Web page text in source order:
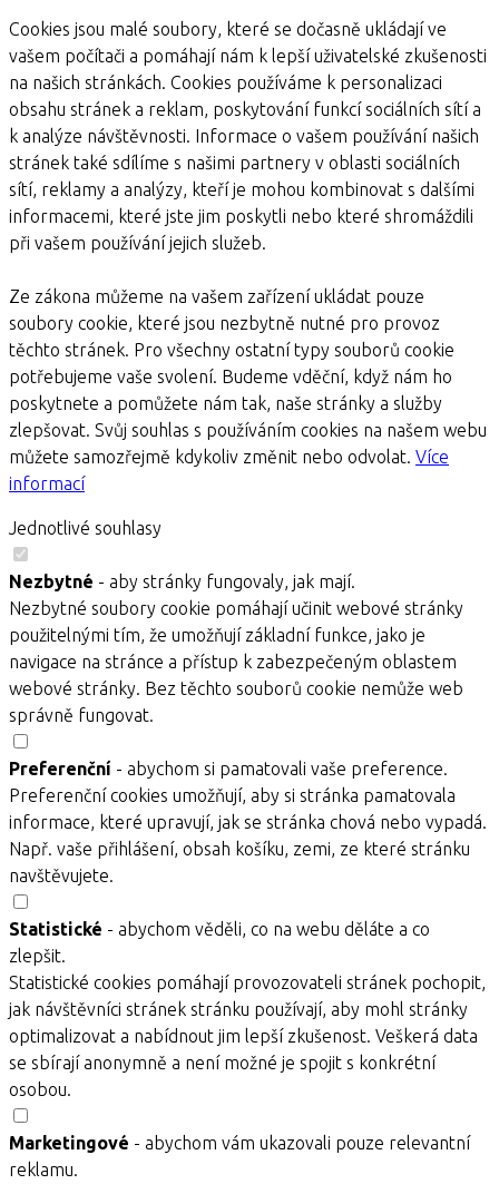
Cookies jsou malé soubory, které se dočasně ukládají ve
vašem počítači a pomáhají nám k lepší uživatelské zkušenosti
na našich stránkách. Cookies používáme k personalizaci
obsahu stránek a reklam, poskytování funkcí sociálních sítí a
k analýze návštěvnosti. Informace o vašem používání našich
stránek také sdílíme s našimi partnery v oblasti sociálních
sítí, reklamy a analýzy, kteří je mohou kombinovat s dalšími
informacemi, které jste jim poskytli nebo které shromáždili
při vašem používání jejich služeb.
Ze zákona můžeme na vašem zařízení ukládat pouze
soubory cookie, které jsou nezbytně nutné pro provoz
těchto stránek. Pro všechny ostatní typy souborů cookie
potřebujeme vaše svolení. Budeme vděční, když nám ho
poskytnete a pomůžete nám tak, naše stránky a služby
zlepšovat. Svůj souhlas s používáním cookies na našem webu
můžete samozřejmě kdykoliv změnit nebo odvolat. Více
informací
Jednotlivé souhlasy
Nezbytné - aby stránky fungovaly, jak mají.
Nezbytné soubory cookie pomáhají učinit webové stránky
použitelnými tím, že umožňují základní funkce, jako je
navigace na stránce a přístup k zabezpečeným oblastem
webové stránky. Bez těchto souborů cookie nemůže web
správně fungovat.
Preferenční - abychom si pamatovali vaše preference.
Preferenční cookies umožňují, aby si stránka pamatovala
informace, které upravují, jak se stránka chová nebo vypadá.
Např. vaše přihlášení, obsah košíku, zemi, ze které stránku
navštěvujete.
Statistické - abychom věděli, co na webu děláte a co
zlepšit.
Statistické cookies pomáhají provozovateli stránek pochopit,
jak návštěvníci stránek stránku používají, aby mohl stránky
optimalizovat a nabídnout jim lepší zkušenost. Veškerá data
se sbírají anonymně a není možné je spojit s konkrétní
osobou.
Marketingové - abychom vám ukazovali pouze relevantní
reklamu.